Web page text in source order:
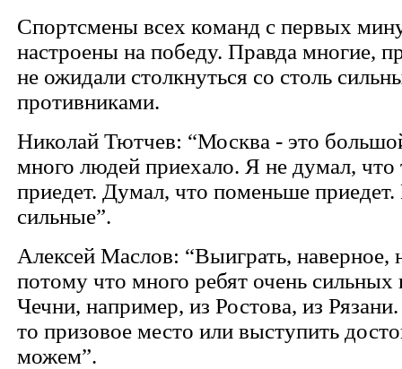
Спортсмены всех команд с первых
настроены на победу. Правда многие,
не ожидали столкнуться со столь
противниками.
Николай Тютчев: “Москва - это
много людей приехало. Я не думал, что
приедет. Думал, что поменьше
сильные”.
Алексей Маслов: “Выиграть, наверное,
потому что много ребят очень сильных
Чечни, например, из Ростова, из
то призовое место или выступить
можем”.